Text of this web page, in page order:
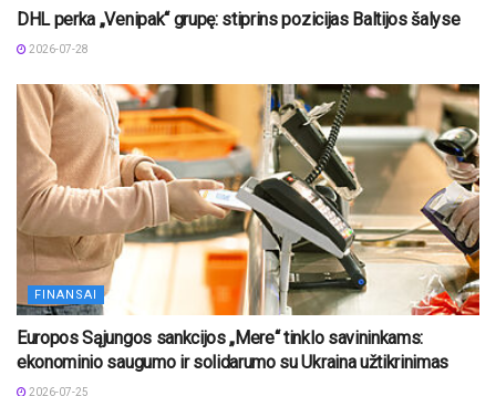
DHL perka „Venipak“ grupę: stiprins pozicijas Baltijos šalyse
2026-07-28
FINANSAI
Europos Sąjungos sankcijos „Mere“ tinklo savininkams:
ekonominio saugumo ir solidarumo su Ukraina užtikrinimas
2026-07-25